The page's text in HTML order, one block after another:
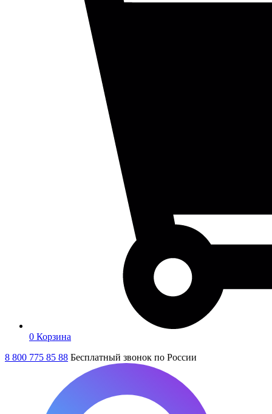
0 Корзина
8 800 775 85 88 Бесплатный звонок по России